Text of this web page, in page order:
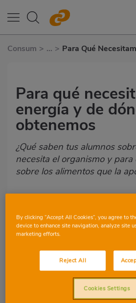
Consum > ... > Para Qué
Para qué
energía y de
obtenemos
¿Qué saben tus alumnos
necesita el organismo y para
sobre los alimentos que la
9-10 AÑOS
DESTREZAS LINGÜÍSTICAS
EDUCACIÓN FÍSICA
By clicking “Accept All Cookies”, you agree to
device to enhance site navigation, analyze site
marketing efforts.
Reject All
Cookies Settings